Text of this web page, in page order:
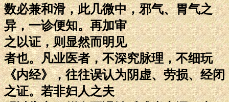
数必兼和滑，此几微中，邪气、胃气之
异，一诊便知。再加审
之以证，则显然而明见
者也。凡业医者，不深究脉理，不细玩
《内经》，往往误认为阴虚、劳损、经闭
之证。若非妇人之夫